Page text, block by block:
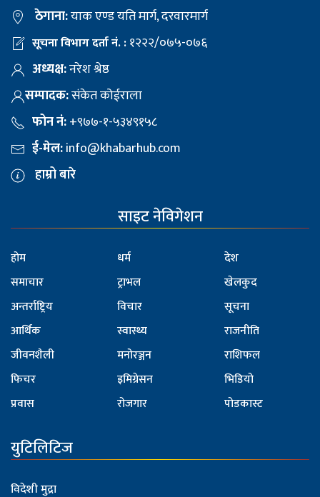
ठेगाना:याक एण्ड यति मार्ग, दरवारमार्ग
सूचना विभाग दर्ता नं. :१२२२/०७५-०७६
अध्यक्ष:नरेश श्रेष्ठ
सम्पादक:संकेत कोईराला
फोन नं:+९७७-१-५३४९१५८
ई-मेल:info@khabarhub.com
हाम्रो बारे
साइट नेविगेशन
होम
समाचार
अन्तर्राष्ट्रिय
आर्थिक
जीवनशैली
फिचर
प्रवास
धर्म
ट्राभल
विचार
स्वास्थ्य
मनोरञ्जन
इमिग्रेसन
रोजगार
देश
खेलकुद
सूचना
राजनीति
राशिफल
भिडियो
पोडकास्ट
युटिलिटिज
विदेशी मुद्रा